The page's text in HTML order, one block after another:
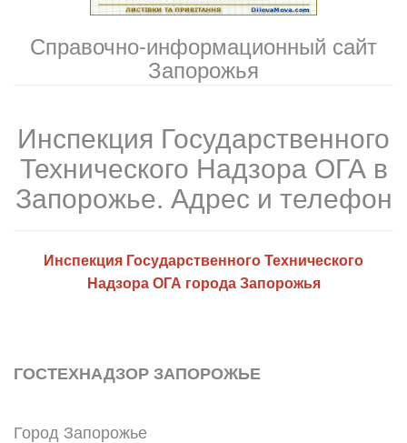
Справочно-информационный сайт
Запорожья
Инспекция Государственного
Технического Надзора ОГА в
Запорожье. Адрес и телефон
Инспекция Государственного Технического
Надзора ОГА города Запорожья
ГОСТЕХНАДЗОР ЗАПОРОЖЬЕ
Город Запорожье